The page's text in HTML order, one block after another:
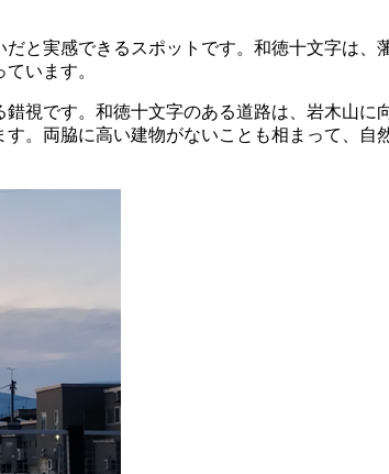
と実感できるスポットです。和徳十文字は
います。
視です。和徳十文字のある道路は、岩木山に
。両脇に高い建物がないことも相まって、